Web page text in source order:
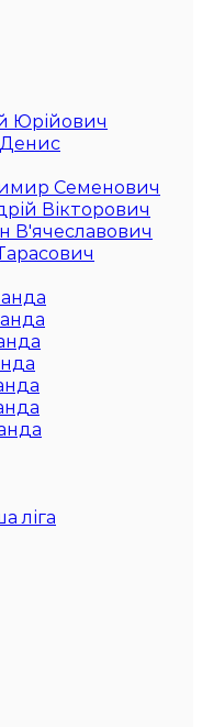
Юрійович
Семенович
Вікторович
В'ячеславович
ліга